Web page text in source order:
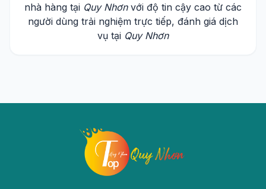
nhà hàng tại Quy Nhơnvới độ tin cậy cao từ các
người dùng trải nghiệm trực tiếp, đánh giá dịch
vụ tại Quy Nhơn